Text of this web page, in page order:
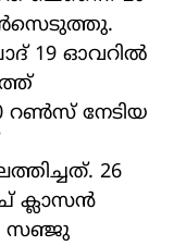
19 ഓവറില്‍
റണ്‍സ് നേടിയ
26
ക്ലാസന്‍
സഞ്ജു